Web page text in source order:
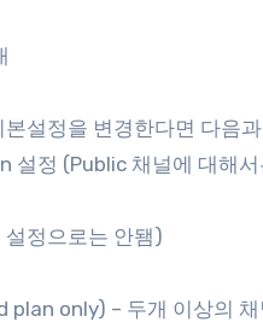
설정을 변경한다면 다음
설정 (Public 채널에 대해
설정으로는 안됌)
only) – 두개 이상의